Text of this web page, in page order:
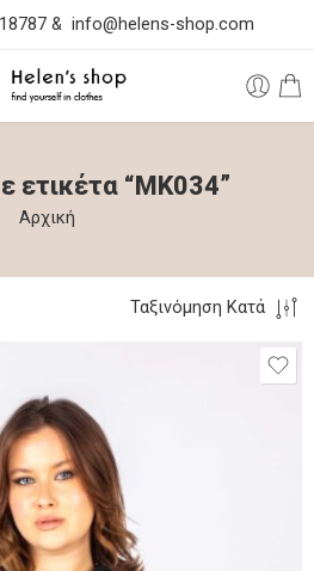
& info@helens-shop.com
ετικέτα “MK034”
Αρχική
Ταξινόμηση Κατά